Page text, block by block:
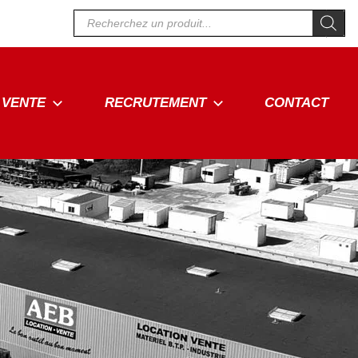
Recherche
de
produits
VENTE RECRUTEMENT CONTACT